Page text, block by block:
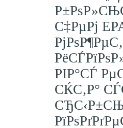
С‡РµРј
РІР°СЃ
СЌС‚Р°